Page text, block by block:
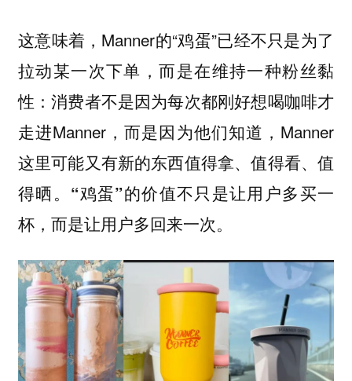
这意味着，Manner的“鸡蛋”已经不只是为了
拉动某一次下单，而是在维持一种粉丝黏
性：消费者不是因为每次都刚好想喝咖啡才
走进Manner，而是因为他们知道，Manner
这里可能又有新的东西值得拿、值得看、值
得晒。 “鸡蛋”的价值不只是让用户多买一
杯，而是让用户多回来一次。